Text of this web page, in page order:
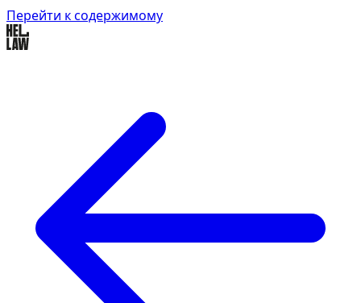
Перейти к содержимому